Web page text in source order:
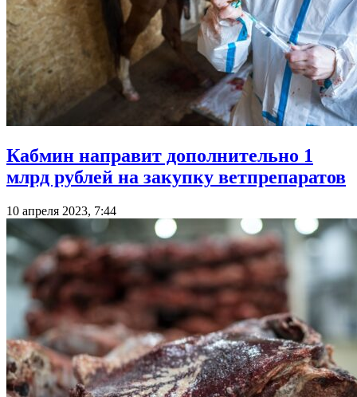
Кабмин направит дополнительно 1
млрд рублей на закупку ветпрепаратов
10 апреля 2023, 7:44